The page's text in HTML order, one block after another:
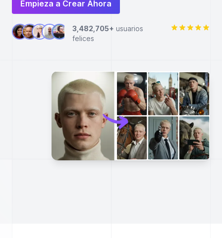
Empieza a Crear Ahora
3,482,705+ usuarios
felices